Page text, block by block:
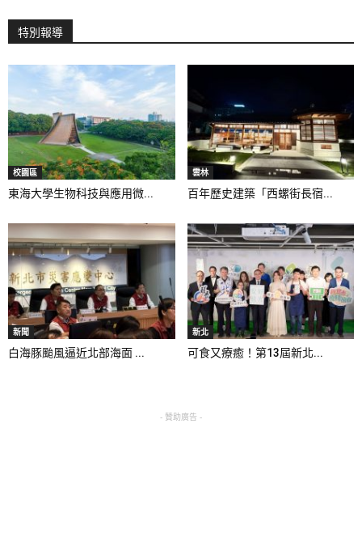
特別報導
校園區
東海大學生物科技與應用微...
雲林
百年歷史建築「西螺街長宿...
新聞
白海豚颱風逼近北部海面 ...
新北
可食又療癒！第13屆新北...
- 贊助廣告 -